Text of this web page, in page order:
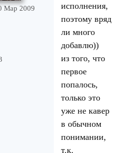
Мар 2009
исполнения,
поэтому вряд
ли много
добавлю))
из того, что
первое
попалось,
только это
уже не кавер
в обычном
понимании,
т.к.